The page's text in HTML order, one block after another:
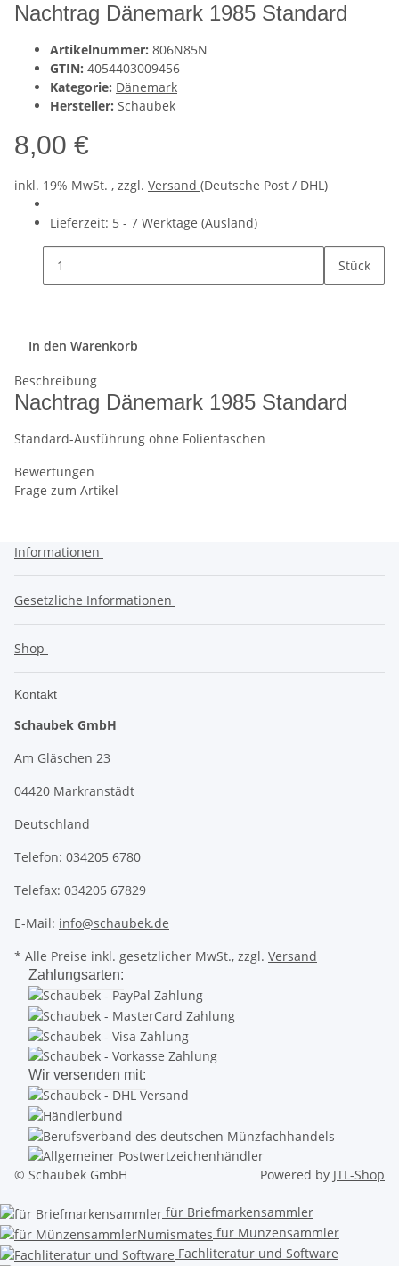
Nachtrag Dänemark 1985 Standard
Artikelnummer: 806N85N
GTIN: 4054403009456
Kategorie: Dänemark
Hersteller: Schaubek
8,00 €
inkl. 19% MwSt. , zzgl. Versand (Deutsche Post / DHL)
Lieferzeit: 5 - 7 Werktage (Ausland)
Stück
In den Warenkorb
Beschreibung
Nachtrag Dänemark 1985 Standard
Standard-Ausführung ohne Folientaschen
Bewertungen
Frage zum Artikel
Informationen
Gesetzliche Informationen
Shop
Kontakt
Schaubek GmbH
Am Gläschen 23
04420 Markranstädt
Deutschland
Telefon: 034205 6780
Telefax: 034205 67829
E-Mail: info@schaubek.de
* Alle Preise inkl. gesetzlicher MwSt., zzgl. Versand
Zahlungsarten:
Wir versenden mit:
© Schaubek GmbH Powered by JTL-Shop
für Briefmarkensammler
für Münzensammler
Fachliteratur und Software